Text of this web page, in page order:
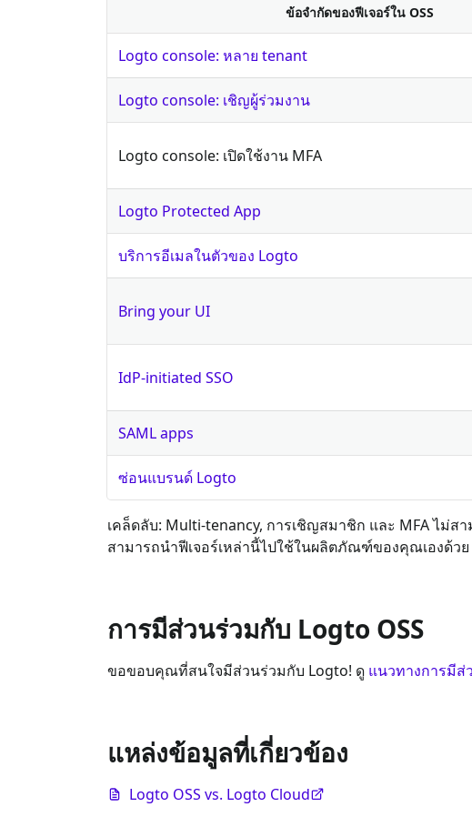
ข้อจำกัดของฟีเจอร์ใน OSS
Logto console: หลาย tenant
Logto console: เชิญผู้ร่วมงาน
Logto console: เปิดใช้งาน MFA
Logto Protected App
บริการอีเมลในตัวของ Logto
Bring your UI
IdP-initiated SSO
SAML apps
ซ่อนแบรนด์ Logto
เคล็ดลับ: Multi-tenancy, การเชิญสมาชิก และ MFA ไม่
สามารถนำฟีเจอร์เหล่านี้ไปใช้ในผลิตภัณฑ์ของคุณเองด้ว
การมีส่วนร่วมกับ Logto OSS
ขอขอบคุณที่สนใจมีส่วนร่วมกับ Logto! ดู แนวทางการมีส่
แหล่งข้อมูลที่เกี่ยวข้อง
Logto OSS vs. Logto Cloud